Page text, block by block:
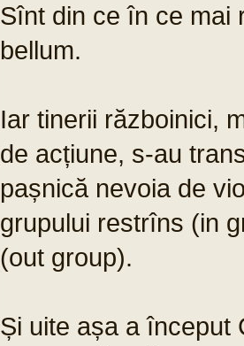
Sînt din ce în ce mai
bellum.
Iar tinerii războinici,
de acțiune, s-au
pașnică nevoia de
grupului restrîns (in
(out group).
Și uite așa a început